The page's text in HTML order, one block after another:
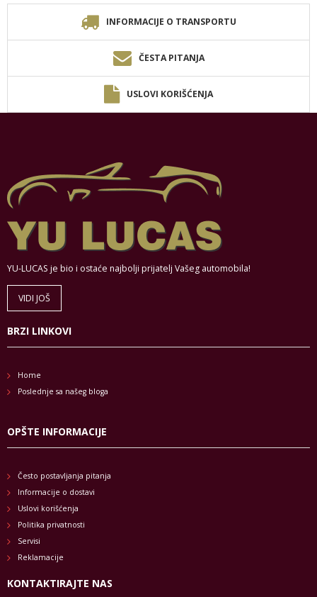
INFORMACIJE O TRANSPORTU
ČESTA PITANJA
USLOVI KORIŠĆENJA
YU-LUCAS je bio i ostaće najbolji prijatelj Vašeg automobila!
VIDI JOŠ
BRZI LINKOVI
Home
Poslednje sa našeg bloga
OPŠTE INFORMACIJE
Često postavljanja pitanja
Informacije o dostavi
Uslovi korišćenja
Politika privatnosti
Servisi
Reklamacije
KONTAKTIRAJTE NAS